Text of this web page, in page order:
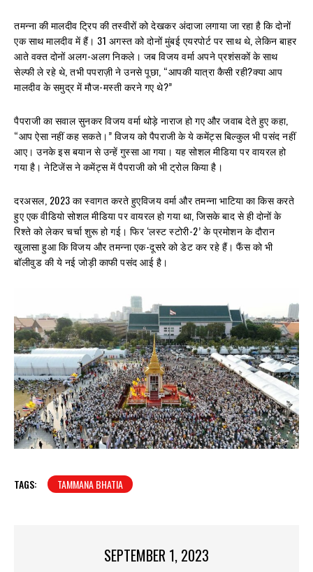
तमन्ना की मालदीव ट्रिप की तस्वीरों को देखकर अंदाजा लगाया जा रहा है कि दोनों
एक साथ मालदीव में हैं। 31 अगस्त को दोनों मुंबई एयरपोर्ट पर साथ थे, लेकिन बाहर
आते वक्त दोनों अलग-अलग निकले। जब विजय वर्मा अपने प्रशंसकों के साथ
सेल्फी ले रहे थे, तभी पपराज़ी ने उनसे पूछा, “आपकी यात्रा कैसी रही?क्या आप
मालदीव के समुद्र में मौज-मस्ती करने गए थे?”
पैपराजी का सवाल सुनकर विजय वर्मा थोड़े नाराज हो गए और जवाब देते हुए कहा,
“आप ऐसा नहीं कह सकते।” विजय को पैपराजी के ये कमेंट्स बिल्कुल भी पसंद नहीं
आए। उनके इस बयान से उन्हें गुस्सा आ गया। यह सोशल मीडिया पर वायरल हो
गया है। नेटिजेंस ने कमेंट्स में पैपराजी को भी ट्रोल किया है।
दरअसल, 2023 का स्वागत करते हुएविजय वर्मा और तमन्ना भाटिया का किस करते
हुए एक वीडियो सोशल मीडिया पर वायरल हो गया था, जिसके बाद से ही दोनों के
रिश्ते को लेकर चर्चा शुरू हो गई। फिर ‘लस्ट स्टोरी-2’ के प्रमोशन के दौरान
खुलासा हुआ कि विजय और तमन्ना एक-दूसरे को डेट कर रहे हैं। फैंस को भी
बॉलीवुड की ये नई जोड़ी काफी पसंद आई है।
TAGS: TAMMANA BHATIA
SEPTEMBER 1, 2023